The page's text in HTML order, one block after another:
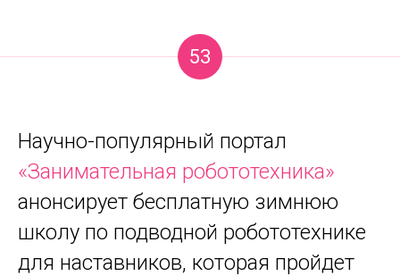
53
Научно-популярный портал
«Занимательная робототехника»
анонсирует бесплатную зимнюю
школу по подводной робототехнике
для наставников, которая пройдет